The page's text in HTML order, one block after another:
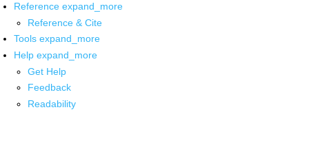
Reference expand_more
Reference & Cite
Tools expand_more
Help expand_more
Get Help
Feedback
Readability